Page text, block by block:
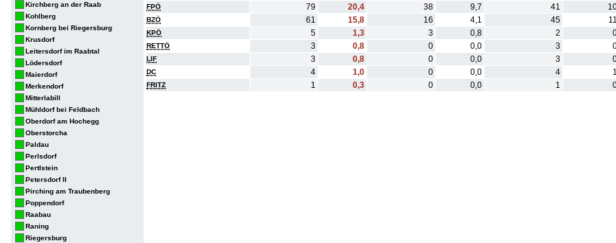
Kirchberg an der Raab
Kohlberg
Kornberg bei Riegersburg
Krusdorf
Leitersdorf im Raabtal
Lödersdorf
Maierdorf
Merkendorf
Mitterlabill
Mühldorf bei Feldbach
Oberdorf am Hochegg
Oberstorcha
Paldau
Perlsdorf
Pertlstein
Petersdorf II
Pirching am Traubenberg
Poppendorf
Raabau
Raning
Riegersburg
FPÖ 79 20,4 38 9,7 41
BZÖ 61 15,8 16 4,1 45
KPÖ 5 1,3 3 0,8 2
RETTÖ 3 0,8 0 0,0 3
LIF 3 0,8 0 0,0 3
DC 4 1,0 0 0,0 4
FRITZ 1 0,3 0 0,0 1